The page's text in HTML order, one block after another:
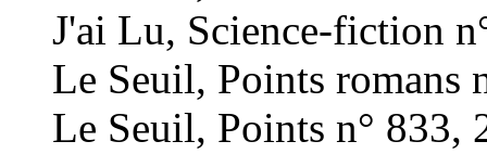
J'ai Lu, Science-fiction
Le Seuil, Points romans
Le Seuil, Points n° 833,